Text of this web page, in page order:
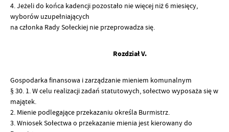
4. Jeżeli do końca kadencji pozostało nie więcej niż 6 miesięcy,
wyborów uzupełniających
na członka Rady Sołeckiej nie przeprowadza się.
Rozdział V.
Gospodarka finansowa i zarządzanie mieniem komunalnym
§ 30. 1. W celu realizacji zadań statutowych, sołectwo wyposaża się w
majątek.
2. Mienie podlegające przekazaniu określa Burmistrz.
3. Wniosek Sołectwa o przekazanie mienia jest kierowany do